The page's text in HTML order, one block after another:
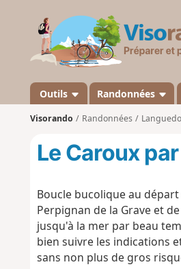
Outils Randonnées
Visorando Randonnées
Le Caroux
Boucle bucolique au
Perpignan de la Grave et
jusqu'à la mer par beau
bien suivre les indications
sans non plus de gros